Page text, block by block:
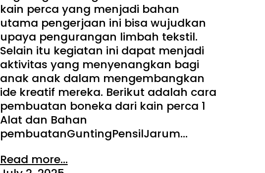
kain perca yang menjadi bahan
utama pengerjaan ini bisa wujudkan
upaya pengurangan limbah tekstil.
Selain itu kegiatan ini dapat menjadi
aktivitas yang menyenangkan bagi
anak anak dalam mengembangkan
ide kreatif mereka. Berikut adalah cara
pembuatan boneka dari kain perca 1
Alat dan Bahan
pembuatanGuntingPensilJarum…
Read more...